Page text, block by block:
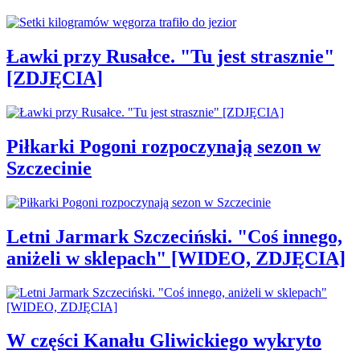
Ławki przy Rusałce. "Tu jest strasznie"
[ZDJĘCIA]
Piłkarki Pogoni rozpoczynają sezon w
Szczecinie
Letni Jarmark Szczeciński. "Coś innego,
aniżeli w sklepach" [WIDEO, ZDJĘCIA]
W części Kanału Gliwickiego wykryto